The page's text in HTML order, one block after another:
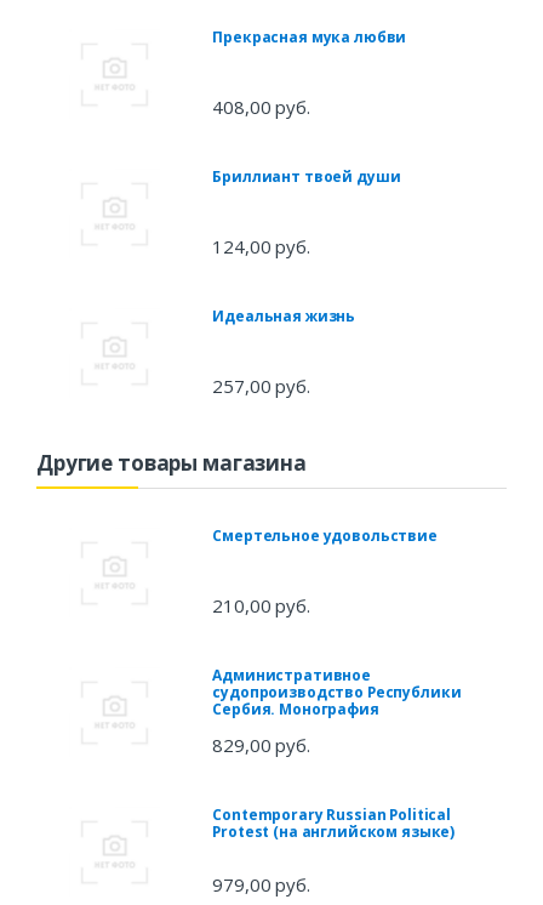
Прекрасная мука любви
408,00 руб.
Бриллиант твоей души
124,00 руб.
Идеальная жизнь
257,00 руб.
Другие товары магазина
Смертельное удовольствие
210,00 руб.
Административное
судопроизводство Республики
Сербия. Монография
829,00 руб.
Contemporary Russian Political
Protest (на английском языке)
979,00 руб.